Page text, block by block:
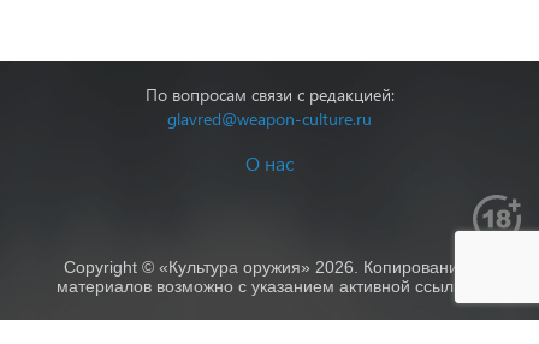
По вопросам связи с редакцией:
glavred@weapon-culture.ru
О нас
Copyright © «Культура оружия» 2026. Копирование
материалов возможно с указанием активной ссылки.